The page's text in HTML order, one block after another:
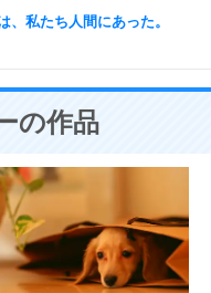
、私たち人間にあった。
の作品